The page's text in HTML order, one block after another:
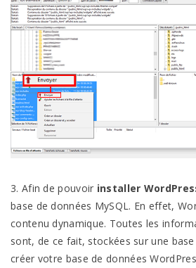
3. Afin de pouvoir installer
base de données MySQL. En effet,
contenu dynamique. Toutes les
sont, de ce fait, stockées sur une
créer votre base de données